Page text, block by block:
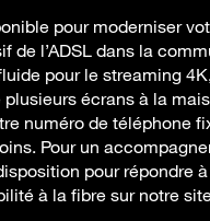
pour moderniser
de l’ADSL dans la
pour le streaming
écrans à la
numéro de téléphone
Pour un
pour répondre
à la fibre sur notre